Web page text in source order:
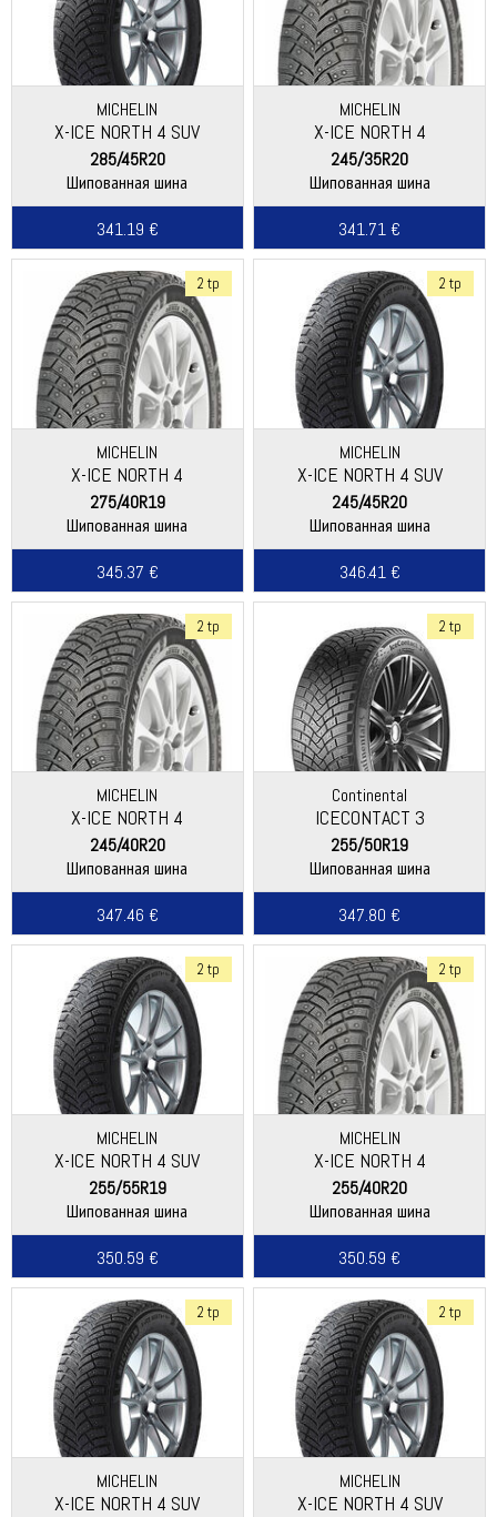
MICHELIN
X-ICE NORTH 4 SUV
285/45R20
Шипованная шина
341.19 €
MICHELIN
X-ICE NORTH 4
245/35R20
Шипованная шина
341.71 €
2 tp
MICHELIN
X-ICE NORTH 4
275/40R19
Шипованная шина
345.37 €
2 tp
MICHELIN
X-ICE NORTH 4 SUV
245/45R20
Шипованная шина
346.41 €
2 tp
MICHELIN
X-ICE NORTH 4
245/40R20
Шипованная шина
347.46 €
2 tp
Continental
ICECONTACT 3
255/50R19
Шипованная шина
347.80 €
2 tp
MICHELIN
X-ICE NORTH 4 SUV
255/55R19
Шипованная шина
350.59 €
2 tp
MICHELIN
X-ICE NORTH 4
255/40R20
Шипованная шина
350.59 €
2 tp
MICHELIN
X-ICE NORTH 4 SUV
2 tp
MICHELIN
X-ICE NORTH 4 SUV